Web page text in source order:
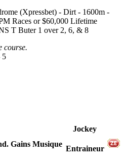
(Xpressbet) - Dirt - 1600m -
Races or $60,000 Lifetime
T Buter 1 over 2, 6, & 8
course.
5
Gains Musique
Jockey
Entraineur